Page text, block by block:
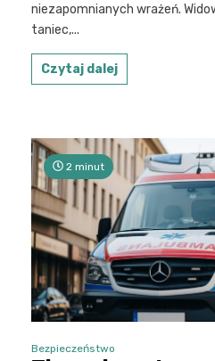
niezapomnianych wrażeń.
taniec,...
Czytaj dalej
2 minut
Bezpieczeństwo